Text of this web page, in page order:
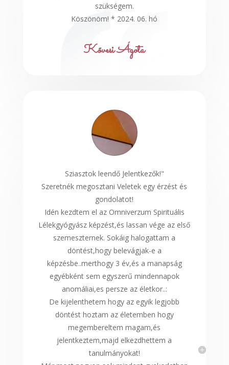
szükségem.
Köszönöm! * 2024. 06. hó
Kővesi Ágota
Sziasztok leendő Jelentkezők!"
Szeretnék megosztani Veletek egy érzést és
gondolatot!
Idén kezdtem el az Omniverzum Spirituális
Lélekgyógyász képzést,és lassan vége az első
szemeszternek. Sokáig halogattam a
döntést,hogy belevágjak-e a
képzésbe..merthogy 3 év,és a manapság
egyébként sem egyszerű mindennapok
anomáliai,es persze az életkor..:
De kijelenthetem hogy az egyik legjobb
döntést hoztam az életemben hogy
megembereltem magam,és
jelentkeztem,majd elkezdhettem a
tanulmányokat!